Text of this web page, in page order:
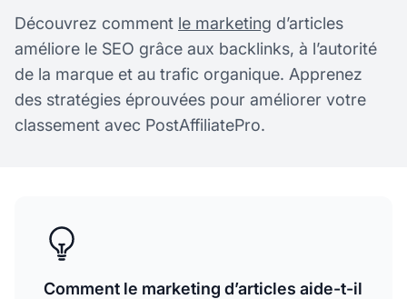
Découvrez comment le marketing d’articles
améliore le SEO grâce aux backlinks, à l’autorité
de la marque et au trafic organique. Apprenez
des stratégies éprouvées pour améliorer votre
classement avec PostAffiliatePro.
Comment le marketing d’articles aide-t-il